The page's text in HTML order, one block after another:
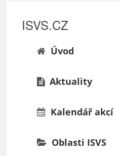
ISVS.CZ
Úvod
Aktuality
Kalendář akcí
Oblasti ISVS